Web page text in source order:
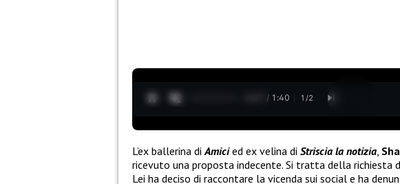
0:28 / 1:40 1 /2
L’ex ballerina di Amicied ex velina di Striscia la notizia
ricevuto una proposta indecente. Si tratta della richiesta
Lei ha deciso di raccontare la vicenda sui social e ha